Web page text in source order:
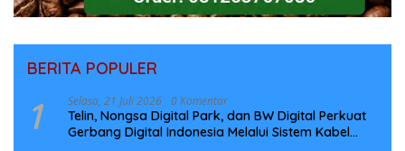
BERITA POPULER
1 Selasa, 21 Juli 2026 0 Komentar
Telin, Nongsa Digital Park, dan BW Digital Perkuat
Gerbang Digital Indonesia Melalui Sistem Kabel